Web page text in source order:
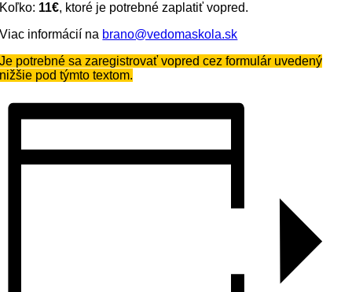
Koľko: 11€, ktoré je potrebné zaplatiť vopred.
Viac informácií na brano@vedomaskola.sk
Je potrebné sa zaregistrovať vopred cez formulár uvedený
nižšie pod týmto textom.